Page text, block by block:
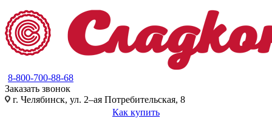
8-800-700-88-68
Заказать звонок
г. Челябинск, ул. 2–ая Потребительская, 8
Как купить